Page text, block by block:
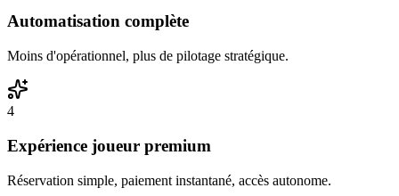
Automatisation complète
Moins d'opérationnel, plus de pilotage stratégique.
4
Expérience joueur premium
Réservation simple, paiement instantané, accès autonome.